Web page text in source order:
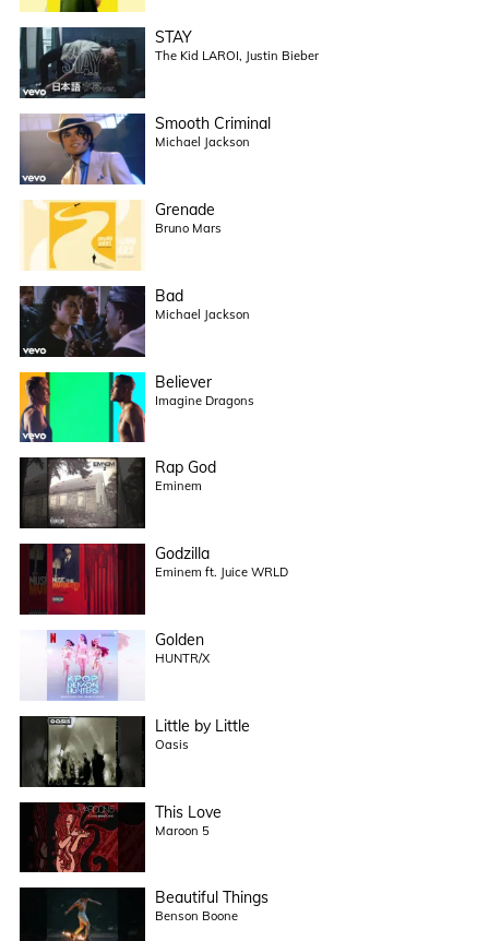
STAY
The Kid LAROI, Justin Bieber
Smooth Criminal
Michael Jackson
Grenade
Bruno Mars
Bad
Michael Jackson
Believer
Imagine Dragons
Rap God
Eminem
Godzilla
Eminem ft. Juice WRLD
Golden
HUNTR/X
Little by Little
Oasis
This Love
Maroon 5
Beautiful Things
Benson Boone